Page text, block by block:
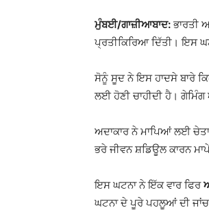
ਮੁੰਬਈ/ਗਾਜ਼ੀਆਬਾਦ: ਭਾਰਤੀ
ਪ੍ਰਤੀਕਿਰਿਆ ਦਿੱਤੀ। ਇਸ
ਸੋਨੂੰ ਸੂਦ ਨੇ ਇਸ ਹਾਦਸੇ ਬਾਰੇ
ਲਈ ਹੋਣੀ ਚਾਹੀਦੀ ਹੈ।
ਅਦਾਕਾਰ ਨੇ ਮਾਪਿਆਂ ਲਈ
ਭਰੇ ਜੀਵਨ ਸ਼ਡਿਊਲ ਕਾਰਨ
ਇਸ ਘਟਨਾ ਨੇ ਇੱਕ ਵਾਰ ਫਿਰ
ਘਟਨਾ ਦੇ ਪੂਰੇ ਪਹਲੂਆਂ ਦੀ ਜਾਂਚ